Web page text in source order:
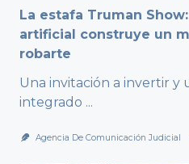
La estafa Truman
artificial construye un
robarte
Una invitación a invertir
integrado ...
Agencia De Comunicación Judicial